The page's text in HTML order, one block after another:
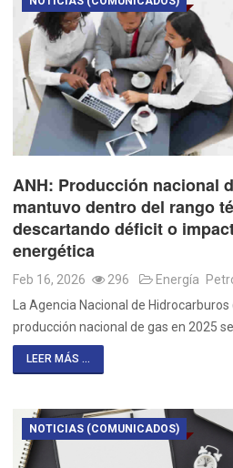
ANH: Producción nacional
mantuvo dentro del rango
descartando déficit o
energética
Feb 16, 2026 296 Energía
La Agencia Nacional de
producción nacional de gas en 2025
LEER MÁS ...
NOTICIAS (COMUNICADOS)